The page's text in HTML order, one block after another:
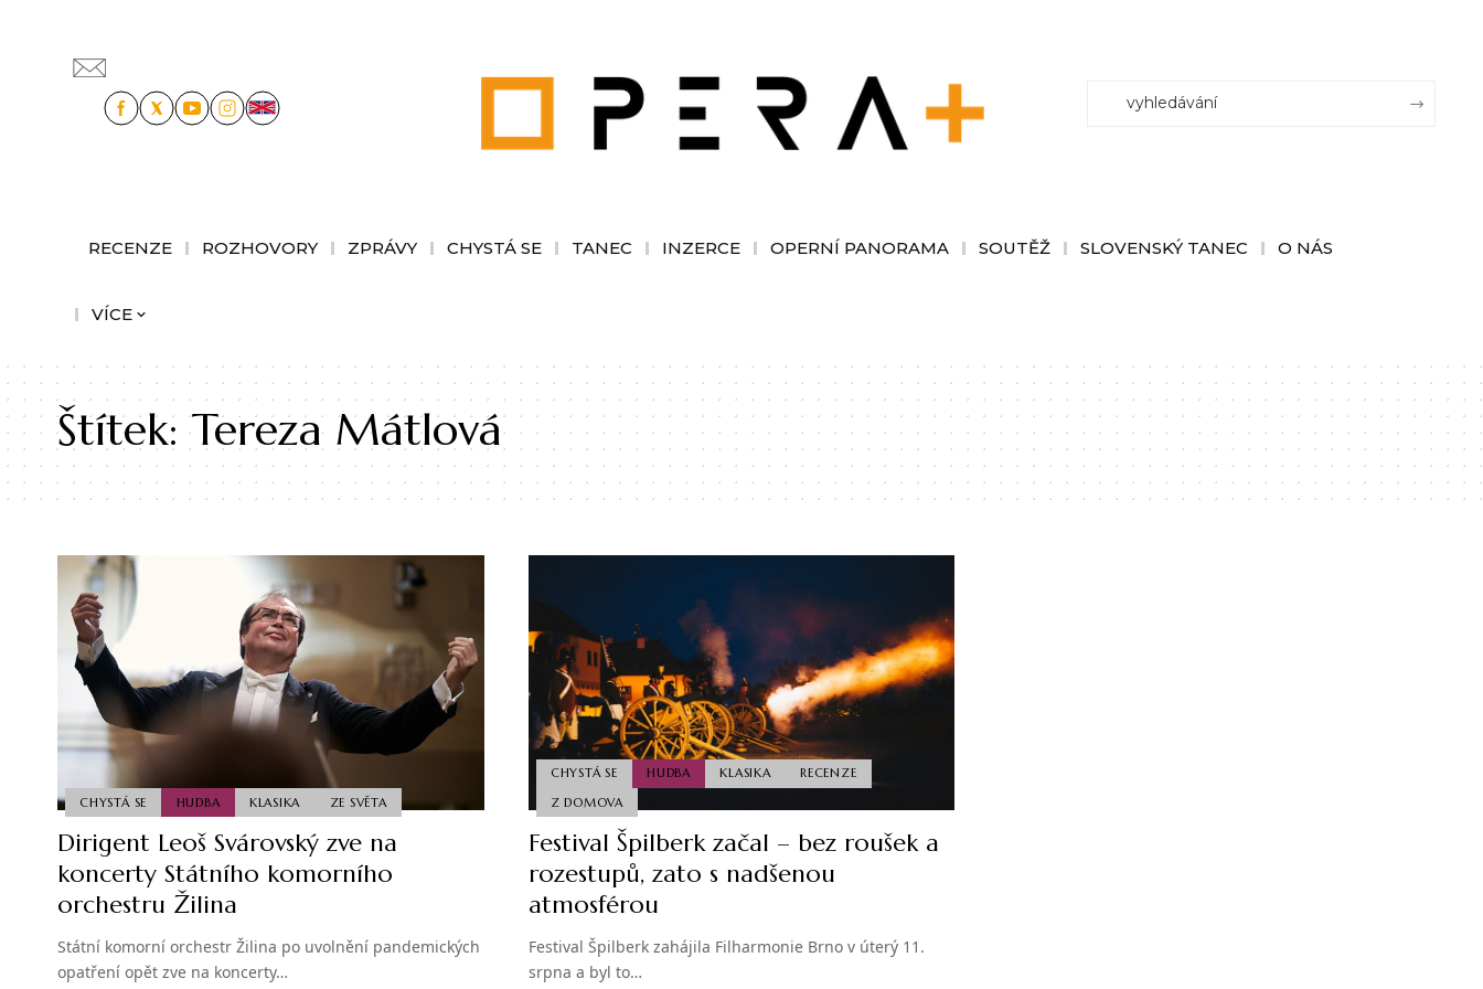
RECENZE ROZHOVORY ZPRÁVY CHYSTÁ SE TANEC INZERCE OPERNÍ PANORAMA SOUTĚŽ SLOVENSKÝ TANEC O NÁS
VÍCE
Štítek:Tereza Mátlová
CHYSTÁ SE HUDBA KLASIKA ZE SVĚTA
Dirigent Leoš Svárovský zve na
koncerty Státního komorního
orchestru Žilina
Státní komorní orchestr Žilina po uvolnění pandemických
opatření opět zve na koncerty…
CHYSTÁ SE HUDBA KLASIKA
RECENZE
Z DOMOVA
Festival Špilberk začal – bez roušek a
rozestupů, zato s nadšenou
atmosférou
Festival Špilberk zahájila Filharmonie Brno v úterý 11.
srpna a byl to…